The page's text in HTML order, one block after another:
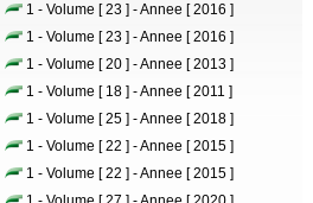
1 - Volume [ 23 ] - Annee [ 2016 ]
1 - Volume [ 23 ] - Annee [ 2016 ]
1 - Volume [ 20 ] - Annee [ 2013 ]
1 - Volume [ 18 ] - Annee [ 2011 ]
1 - Volume [ 25 ] - Annee [ 2018 ]
1 - Volume [ 22 ] - Annee [ 2015 ]
1 - Volume [ 22 ] - Annee [ 2015 ]